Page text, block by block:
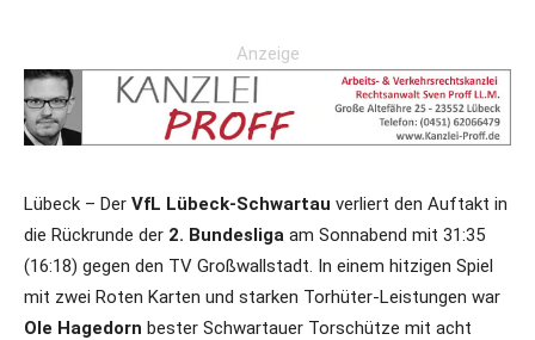
Anzeige
Lübeck – Der VfL Lübeck-Schwartau verliert den Auftakt in
die Rückrunde der 2. Bundesliga am Sonnabend mit 31:35
(16:18) gegen den TV Großwallstadt. In einem hitzigen Spiel
mit zwei Roten Karten und starken Torhüter-Leistungen war
Ole Hagedorn bester Schwartauer Torschütze mit acht